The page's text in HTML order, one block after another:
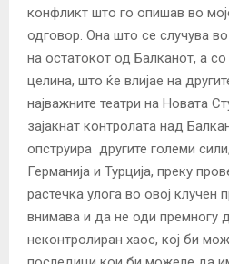
конфликт што го опишав во
одговор. Она што се случува
на остатокот од Балканот, а
целина, што ќе влијае на
најважните театри на Новата
зајакнат контролата над
опструира другите големи
Германија и Турција, преку
растечка улога во овој клучен
внимава и да не оди премногу
неконтролиран хаос, кој би